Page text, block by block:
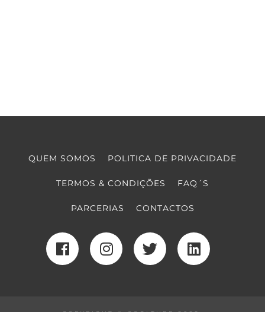
QUEM SOMOS POLITICA DE PRIVACIDADE
TERMOS & CONDIÇÕES FAQ´S
PARCERIAS CONTACTOS
COPYRIGHT © COOLTURE 2022